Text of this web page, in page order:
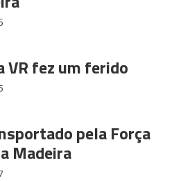
VR fez um ferido
pela Força
Madeira